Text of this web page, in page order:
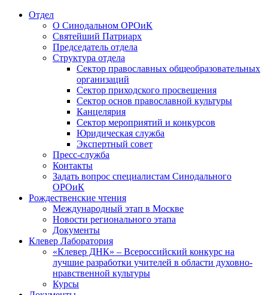
Отдел
О Синодальном ОРОиК
Святейший Патриарх
Председатель отдела
Структура отдела
Сектор православных общеобразовательных
организаций
Сектор приходского просвещения
Сектор основ православной культуры
Канцелярия
Сектор мероприятий и конкурсов
Юридическая служба
Экспертный совет
Пресс-служба
Контакты
Задать вопрос специалистам Синодального
ОРОиК
Рождественские чтения
Международный этап в Москве
Новости регионального этапа
Документы
Клевер Лаборатория
«Клевер ДНК» – Всероссийский конкурс на
лучшие разработки учителей в области духовно-
нравственной культуры
Курсы